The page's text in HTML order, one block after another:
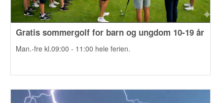
Gratis sommergolf for barn og ungdom 10-19 år
Man.-fre kl.09:00 - 11:00 hele ferien.